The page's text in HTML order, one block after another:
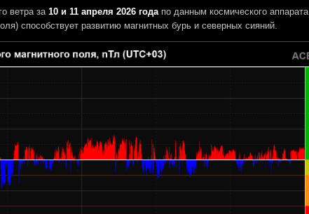
ветра за 10 и 11 апреля 2026 годапо данным космического аппарата
способствует развитию магнитных бурь и северных сияний.